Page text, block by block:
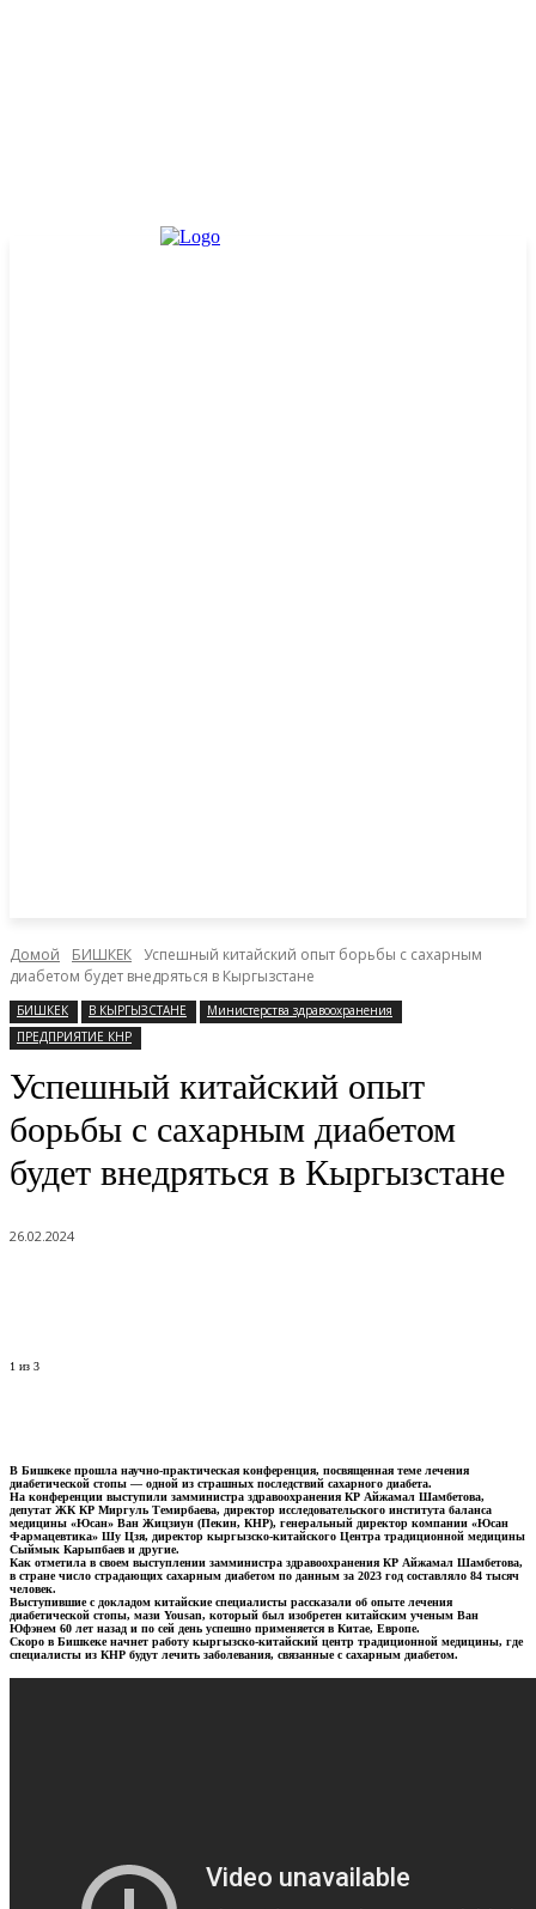
Домой БИШКЕК Успешный китайский опыт борьбы с сахарным
диабетом будет внедряться в Кыргызстане
БИШКЕК В КЫРГЫЗСТАНЕ
Министерства здравоохранения
ПРЕДПРИЯТИЕ КНР
Успешный китайский опыт
борьбы с сахарным диабетом
будет внедряться в Кыргызстане
26.02.2024
1 из 3
В Бишкеке прошла научно-практическая конференция, посвященная теме лечения
диабетической стопы — одной из страшных последствий сахарного диабета.
На конференции выступили замминистра здравоохранения КР Айжамал Шамбетова,
депутат ЖК КР Миргуль Темирбаева, директор исследовательского института баланса
медицины «Юсан» Ван Жицзиун (Пекин, КНР), генеральный директор компании «Юсан
Фармацевтика» Шу Цзя, директор кыргызско-китайского Центра традиционной медицины
Сыймык Карыпбаев и другие.
Как отметила в своем выступлении замминистра здравоохранения КР Айжамал Шамбетова,
в стране число страдающих сахарным диабетом по данным за 2023 год составляло 84 тысяч
человек.
Выступившие с докладом китайские специалисты рассказали об опыте лечения
диабетической стопы, мази Yousan, который был изобретен китайским ученым Ван
Юфэнем 60 лет назад и по сей день успешно применяется в Китае, Европе.
Скоро в Бишкеке начнет работу кыргызско-китайский центр традиционной медицины, где
специалисты из КНР будут лечить заболевания, связанные с сахарным диабетом.